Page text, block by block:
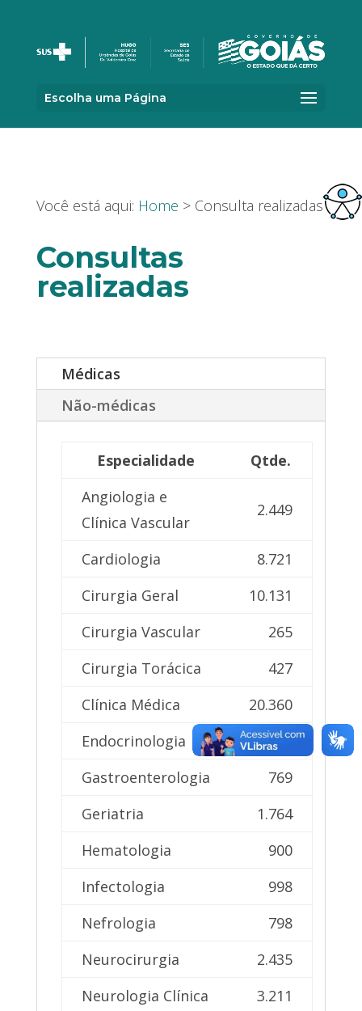
Escolha uma Página
Você está aqui: Home > Consulta realizadas
Consultas
realizadas
Médicas
Não-médicas
Especialidade
Qtde.
Angiologia e
Clínica Vascular
2.449
Cardiologia
8.721
Cirurgia Geral
10.131
Cirurgia Vascular
265
Cirurgia Torácica
427
Clínica Médica
20.360
Endocrinologia
731
Gastroenterologia
769
Geriatria
1.764
Hematologia
900
Infectologia
998
Nefrologia
798
Neurocirurgia
2.435
Neurologia Clínica
3.211